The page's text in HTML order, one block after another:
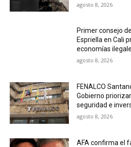
agosto 8, 2026
Primer consejo
Espriella en Cali
economías
agosto 8, 2026
FENALCO
Gobierno
seguridad e
agosto 8, 2026
AFA confirma el